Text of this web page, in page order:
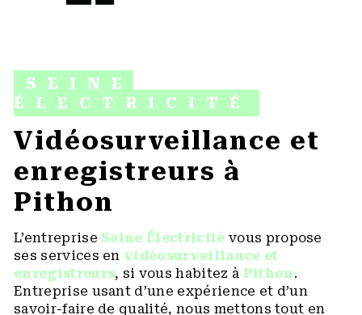
SEINE
ÉLECTRICITÉ
vidéosurveillance et
enregistreurs à
Pithon
L’entrepriseSeine Électricité vous propose
ses services en vidéosurveillance et
enregistreurs, si vous habitez à Pithon.
Entreprise usant d’une expérience et d’un
savoir-faire de qualité, nous mettons tout en